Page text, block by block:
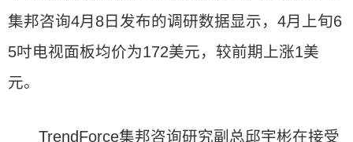
集邦咨询4月8日发布的调研数据显示，4月上旬6
5吋电视面板均价为172美元，较前期上涨1美
元。
TrendForce集邦咨询研究副总邱宇彬在接受